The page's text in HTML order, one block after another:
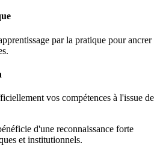
par la pratique pour ancrer
vos compétences à l'issue de
d'une reconnaissance forte
et institutionnels.